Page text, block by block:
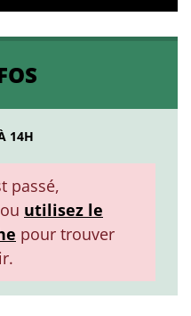
14H
passé,
ou utilisez le
pour trouver